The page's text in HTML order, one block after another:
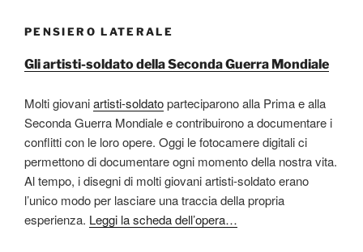
PENSIERO LATERALE
Gli artisti-soldato della Seconda Guerra Mondiale
Molti giovaniartisti-soldatoparteciparono alla Prima e alla
Seconda Guerra Mondiale e contribuirono a documentare i
conflitti con le loro opere. Oggi le fotocamere digitali ci
permettono di documentare ogni momento della nostra vita.
Al tempo, i disegni di molti giovani artisti-soldato erano
l’unico modo per lasciare una traccia della propria
esperienza. Leggi la scheda dell’opera…